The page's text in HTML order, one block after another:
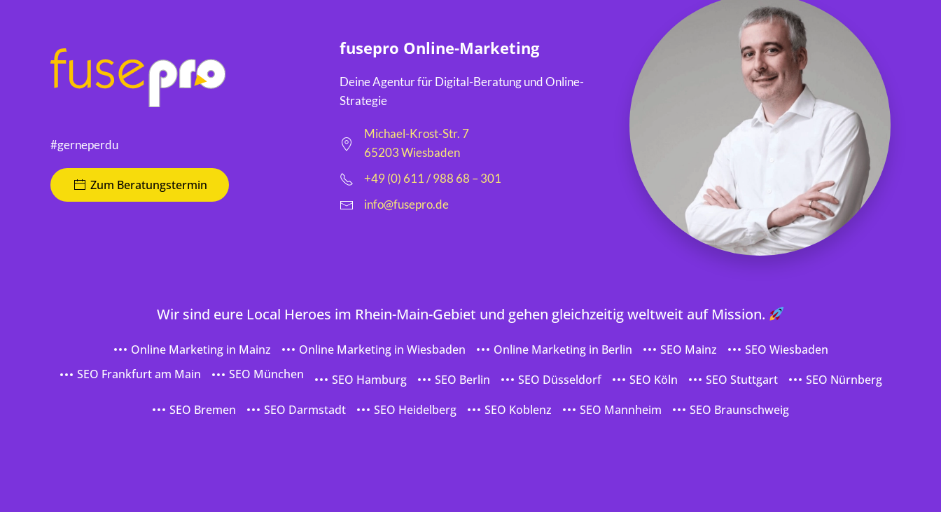
#gerneperdu
Zum Beratungstermin
fusepro Online-Marketing
Deine Agentur für Digital-Beratung und Online-
Strategie
Michael-Krost-Str. 7
65203 Wiesbaden
+49 (0) 611 / 988 68 – 301
info@fusepro.de
Wir sind eure Local Heroes im Rhein-Main-Gebiet und gehen gleichzeitig weltweit auf Mission.
Online Marketing in Mainz Online Marketing in Wiesbaden Online Marketing in Berlin SEO Mainz
SEO Wiesbaden
SEO Frankfurt am Main
SEO München SEO Hamburg SEO Berlin SEO Düsseldorf SEO Köln SEO Stuttgart
SEO Nürnberg
SEO Bremen
SEO Darmstadt SEO Heidelberg SEO Koblenz SEO Mannheim SEO Braunschweig